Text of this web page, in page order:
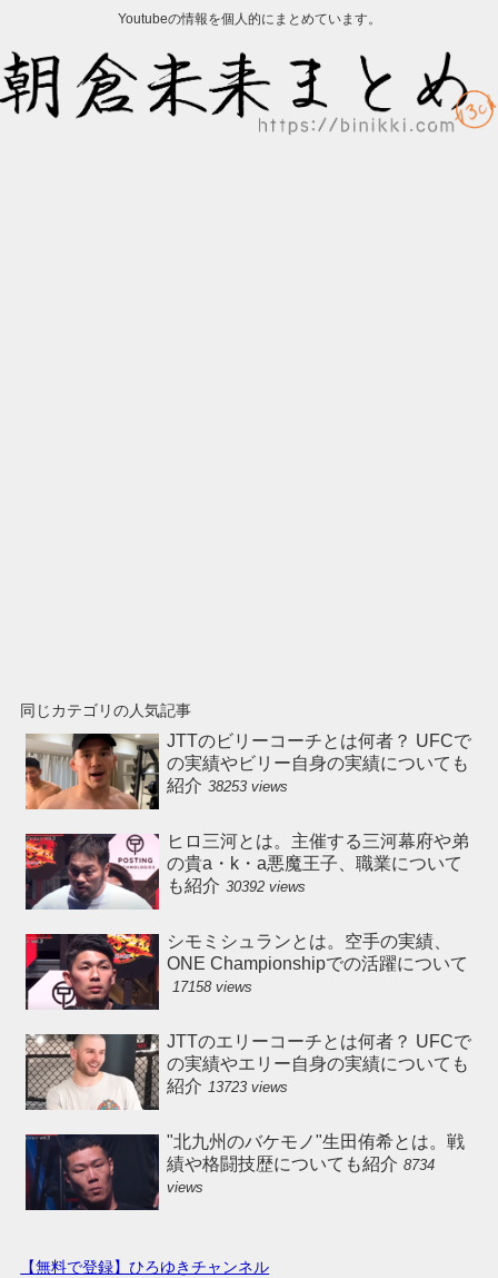
Youtubeの情報を個人的にまとめています。
同じカテゴリの人気記事
JTTのビリーコーチとは何者？ UFCで
の実績やビリー自身の実績についても
紹介 38253 views
ヒロ三河とは。主催する三河幕府や弟
の貴a・k・a悪魔王子、職業について
も紹介 30392 views
シモミシュランとは。空手の実績、
ONE Championshipでの活躍について
17158 views
JTTのエリーコーチとは何者？ UFCで
の実績やエリー自身の実績についても
紹介 13723 views
"北九州のバケモノ"生田侑希とは。戦
績や格闘技歴についても紹介 8734
views
【無料で登録】ひろゆきチャンネル